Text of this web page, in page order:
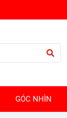
GÓC NHÌN